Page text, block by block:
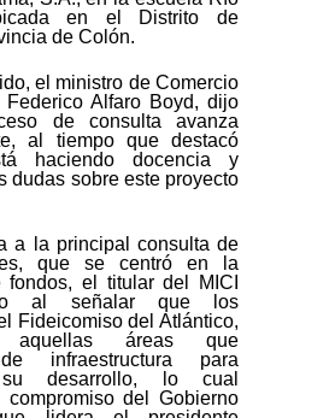
en el Distrito de
de Colón.
el ministro de Comercio
Federico Alfaro Boyd, dijo
de consulta avanza
al tiempo que destacó
haciendo docencia y
dudas sobre este proyecto
a la principal consulta de
que se centró en la
fondos, el titular del MICI
al señalar que los
Fideicomiso del Atlántico,
aquellas áreas que
infraestructura para
su desarrollo, lo cual
del Gobierno